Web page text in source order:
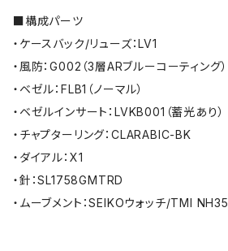
■構成パーツ
・ケースバック/リューズ：LV1
・風防：G002（3層ARブルーコーティング）
・ベゼル：FLB1（ノーマル）
・ベゼルインサート：LVKB001（蓄光あり）
・チャプターリング：CLARABIC-BK
・ダイアル：X1
・針：SL1758GMTRD
・ムーブメント：SEIKOウォッチ/TMI NH35